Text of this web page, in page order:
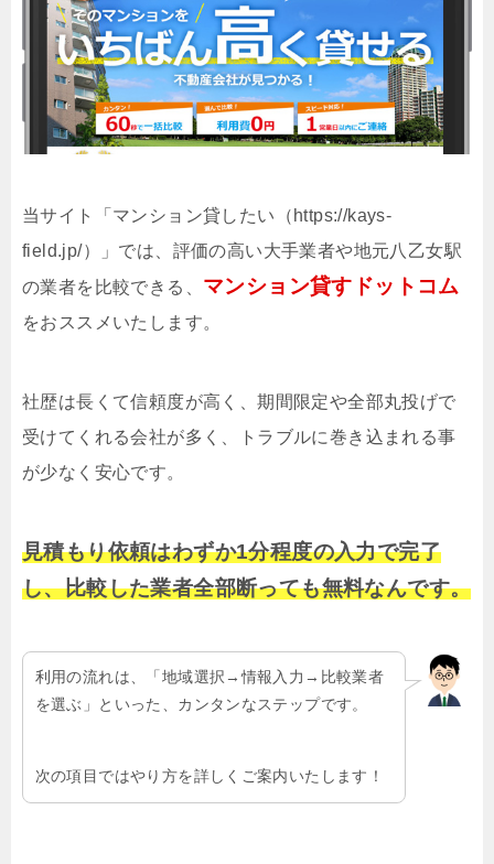
当サイト「マンション貸したい（https://kays-
field.jp/）」では、評価の高い大手業者や地元八乙女駅
の業者を比較できる、 マンション貸すドットコム
をおススメいたします。
社歴は長くて信頼度が高く、期間限定や全部丸投げで
受けてくれる会社が多く、トラブルに巻き込まれる事
が少なく安心です。
見積もり依頼はわずか1分程度の入力で完了
し、比較した業者全部断っても無料なんです。
利用の流れは、「地域選択→情報入力→比較業者
を選ぶ」といった、カンタンなステップです。
次の項目ではやり方を詳しくご案内いたします！